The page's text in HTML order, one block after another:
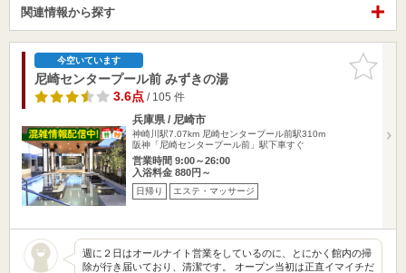
関連情報から探す
お気に入
りに追加
今空いています
尼崎センタープール前 みずきの湯
3.6点/ 105 件
兵庫県 / 尼崎市
神崎川駅7.07km 尼崎センタープール前駅310m
阪神「尼崎センタープール前」駅下車すぐ
営業時間 9:00～26:00
入浴料金 880円～
日帰り エステ・マッサージ
週に２日はオールナイト営業をしているのに、とにかく館内の掃
除が行き届いており、清潔です。 オープン当初は正直イマイチだ